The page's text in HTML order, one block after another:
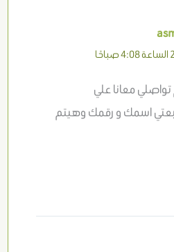
معانا علي
او ابعتي اسمك و رقمك وهيتم